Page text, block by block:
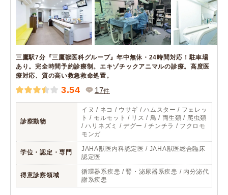
三鷹駅7分『三鷹獣医科グループ』年中無休・24時間対応！駐車場
あり。完全時間予約診療制。エキゾチックアニマルの診療。高度医
療対応、質の高い救急救命処置。
3.54 17件
診察動物
イヌ / ネコ / ウサギ / ハムスター / フェレッ
ト / モルモット / リス / 鳥 / 両生類 / 爬虫類
/ ハリネズミ / デグー / チンチラ / フクロモ
モンガ
学位・認定・専門
JAHA獣医内科認定医 / JAHA獣医総合臨床
認定医
得意診察領域
循環器系疾患 / 腎・泌尿器系疾患 / 内分泌代
謝系疾患